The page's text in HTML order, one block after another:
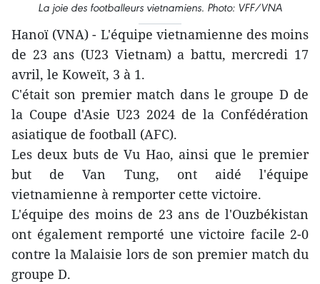
La joie des footballeurs vietnamiens. Photo: VFF/VNA
Hanoï (VNA) - L'équipe vietnamienne des moins
de 23 ans (U23 Vietnam) a battu, mercredi 17
avril, le Koweït, 3 à 1.
C'était son premier match dans le groupe D de
la Coupe d'Asie U23 2024 de la Confédération
asiatique de football (AFC).
Les deux buts de Vu Hao, ainsi que le premier
but de Van Tung, ont aidé l'équipe
vietnamienne à remporter cette victoire.
L'équipe des moins de 23 ans de l'Ouzbékistan
ont également remporté une victoire facile 2-0
contre la Malaisie lors de son premier match du
groupe D.